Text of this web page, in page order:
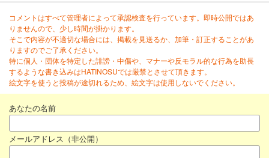
コメントはすべて管理者によって承認検査を行っています。即時公開ではあ
りませんので、少し時間が掛かります。
そこで内容が不適切な場合には、掲載を見送るか、加筆・訂正することがあ
りますのでご了承ください。
特に個人・団体を特定した誹謗・中傷や、マナーや反モラル的な行為を助長
するような書き込みはHATINOSUでは厳禁とさせて頂きます。
絵文字を使うと投稿が途切れるため、絵文字は使用しないでください。
あなたの名前
メールアドレス（非公開）